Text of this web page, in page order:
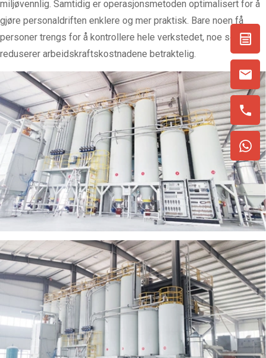
miljøvennlig. Samtidig er operasjonsmetoden optimalisert for å
gjøre personaldriften enklere og mer praktisk. Bare noen få
personer trengs for å kontrollere hele verkstedet, noe som
reduserer arbeidskraftskostnadene betraktelig.